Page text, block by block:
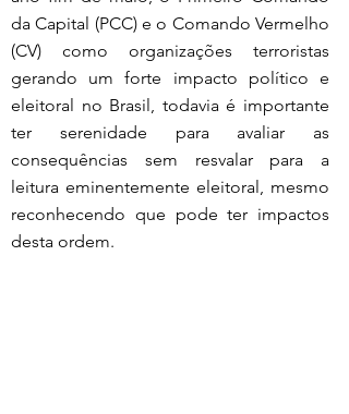
da Capital (PCC) e o Comando Vermelho
(CV) como organizações terroristas
gerando um forte impacto político e
eleitoral no Brasil, todavia é importante
ter serenidade para avaliar as
consequências sem resvalar para a
leitura eminentemente eleitoral, mesmo
reconhecendo que pode ter impactos
desta ordem.